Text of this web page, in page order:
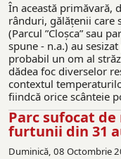
În această primăvară,
rânduri, gălăţenii care
(Parcul ”Cloşca” sau
spune - n.a.) au
probabil un om al
dădea foc diverselor
contextul
fiindcă orice scânteie
Parc sufocat
furtunii din 31
Duminică, 08 Octombrie